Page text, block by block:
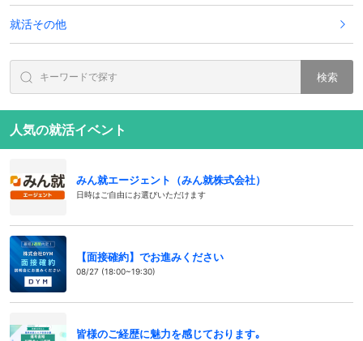
就活その他
検索
人気の就活イベント
みん就エージェント（みん就株式会社）
日時はご自由にお選びいただけます
【面接確約】でお進みください
08/27 (18:00~19:30)
皆様のご経歴に魅力を感じております｡